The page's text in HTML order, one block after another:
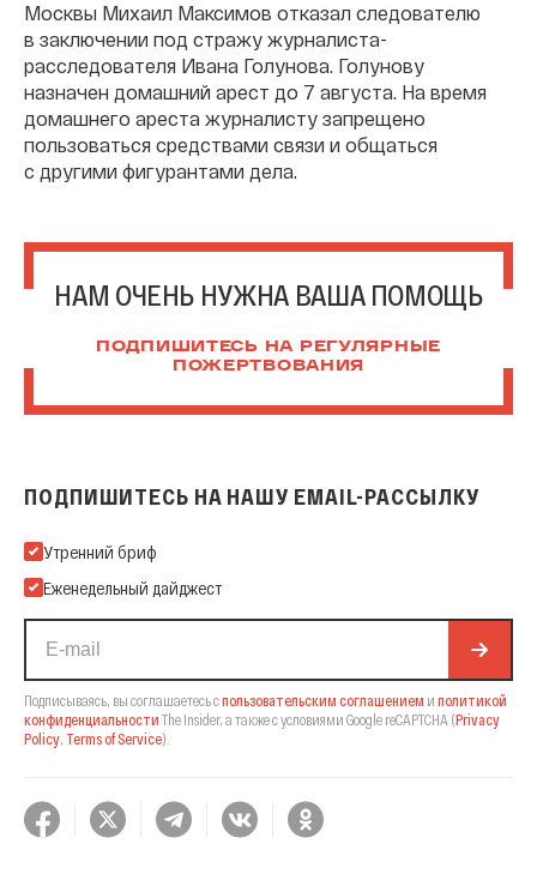
Москвы Михаил Максимов отказал следователю
в заключении под стражу журналиста-
расследователя Ивана Голунова. Голунову
назначен домашний арест до 7 августа. На время
домашнего ареста журналисту запрещено
пользоваться средствами связи и общаться
с другими фигурантами дела.
НАМ ОЧЕНЬ НУЖНА ВАША ПОМОЩЬ
ПОДПИШИТЕСЬ НА РЕГУЛЯРНЫЕ
ПОЖЕРТВОВАНИЯ
ПОДПИШИТЕСЬ НА НАШУ EMAIL-РАССЫЛКУ
Подпишитесь на нашу Email-рассылку
Утренний бриф
Еженедельный дайджест
Подписываясь, вы соглашаетесь спользовательским соглашением и политикой
конфиденциальности The Insider, а также с условиями Google reCAPTCHA (Privacy
Policy, Terms of Service).